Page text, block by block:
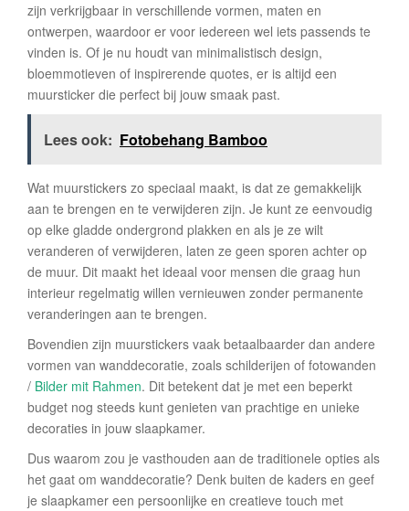
zijn verkrijgbaar in verschillende vormen, maten en
ontwerpen, waardoor er voor iedereen wel iets passends te
vinden is. Of je nu houdt van minimalistisch design,
bloemmotieven of inspirerende quotes, er is altijd een
muursticker die perfect bij jouw smaak past.
Lees ook: Fotobehang Bamboo
Wat muurstickers zo speciaal maakt, is dat ze gemakkelijk
aan te brengen en te verwijderen zijn. Je kunt ze eenvoudig
op elke gladde ondergrond plakken en als je ze wilt
veranderen of verwijderen, laten ze geen sporen achter op
de muur. Dit maakt het ideaal voor mensen die graag hun
interieur regelmatig willen vernieuwen zonder permanente
veranderingen aan te brengen.
Bovendien zijn muurstickers vaak betaalbaarder dan andere
vormen van wanddecoratie, zoals schilderijen of fotowanden
/ Bilder mit Rahmen. Dit betekent dat je met een beperkt
budget nog steeds kunt genieten van prachtige en unieke
decoraties in jouw slaapkamer.
Dus waarom zou je vasthouden aan de traditionele opties als
het gaat om wanddecoratie? Denk buiten de kaders en geef
je slaapkamer een persoonlijke en creatieve touch met